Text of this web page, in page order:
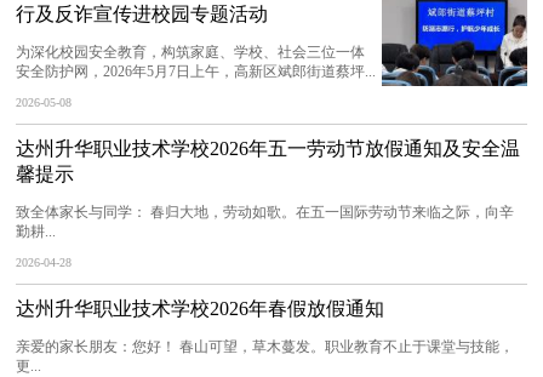
行及反诈宣传进校园专题活动
为深化校园安全教育，构筑家庭、学校、社会三位一体
安全防护网，2026年5月7日上午，高新区斌郎街道蔡坪...
2026-05-08
达州升华职业技术学校2026年五一劳动节放假通知及安全温
馨提示
致全体家长与同学： 春归大地，劳动如歌。在五一国际劳动节来临之际，向辛
勤耕...
2026-04-28
达州升华职业技术学校2026年春假放假通知
亲爱的家长朋友：您好！ 春山可望，草木蔓发。职业教育不止于课堂与技能，
更...